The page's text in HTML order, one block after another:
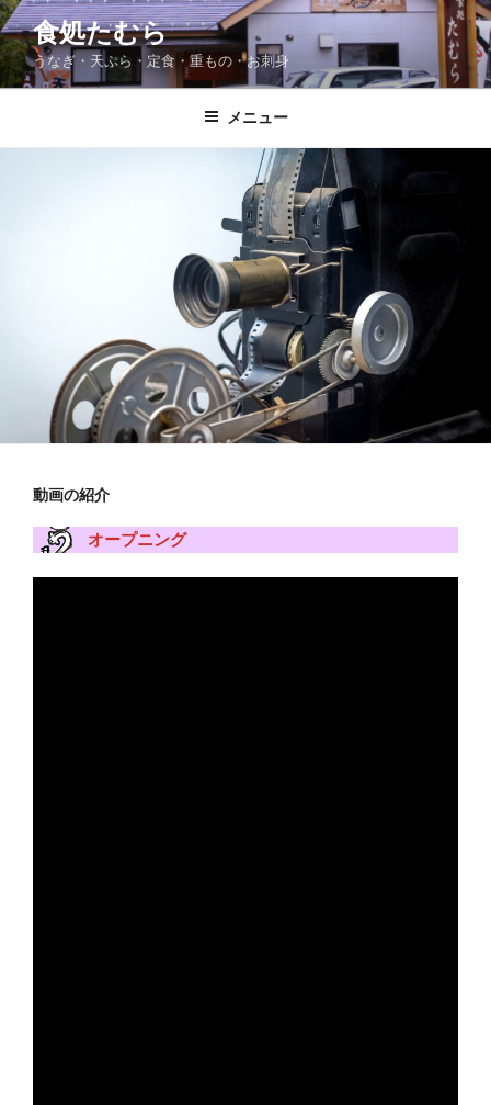
コ
ン
テ
ン
食処たむら
うなぎ・天ぷら・定食・重もの・お刺身
メニュー
動画の紹介
オープニング